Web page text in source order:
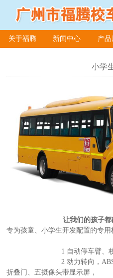
关于福腾 新闻中心 产
小学
让我们的孩子
专为孩童、小学生开发配置的专用
1 自动停车臂、
2动力转向，
折叠门、五摄像头带显示屏，